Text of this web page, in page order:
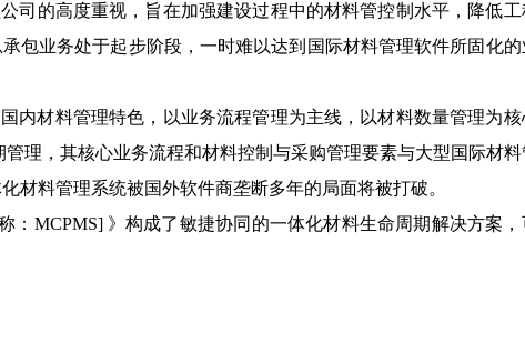
司的高度重视，旨在加强建设过程中的材料管控制水平，降低
包业务处于起步阶段，一时难以达到国际材料管理软件所固化
内材料管理特色，以业务流程管理为主线，以材料数量管理为
理，其核心业务流程和材料控制与采购管理要素与大型国际材
材料管理系统被国外软件商垄断多年的局面将被打破。
： MCPMS] 》构成了敏捷协同的一体化材料生命周期解决方案